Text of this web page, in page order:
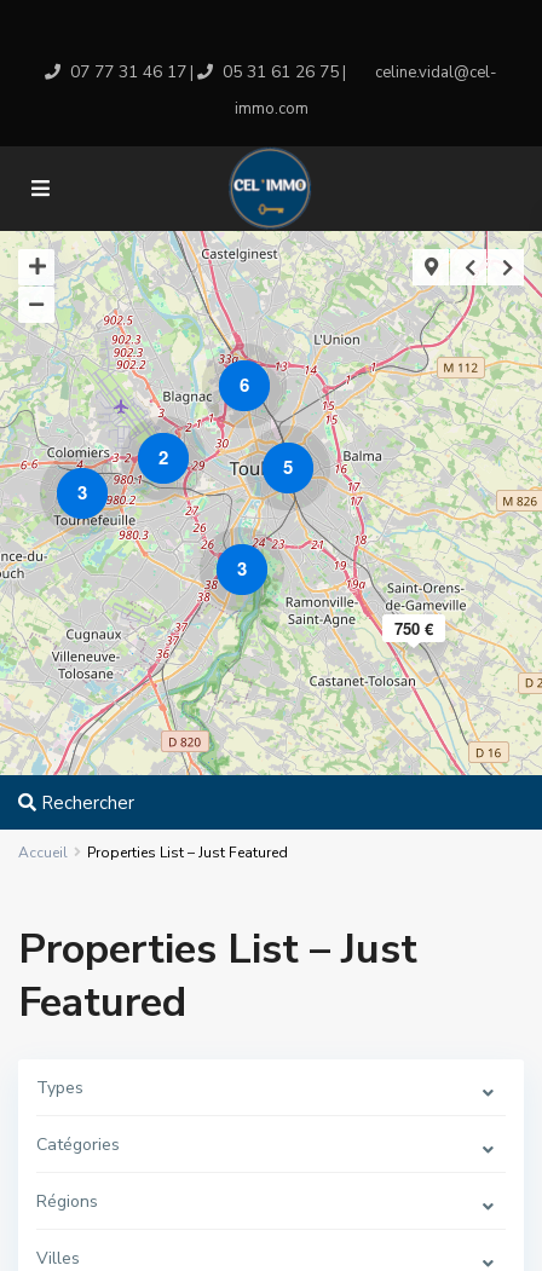
07 77 31 46 17 | 05 31 61 26 75 |
celine.vidal@cel-
immo.com
750 €
3
2
3
5
6
Rechercher
Accueil Properties List – Just Featured
Properties List – Just
Featured
Types
Catégories
Régions
Villes